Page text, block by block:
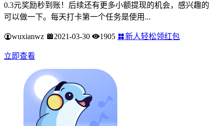
0.3元奖励秒到账！后续还有更多小额提现的机会，感兴趣的
可以做一下。每天打卡第一个任务是使用...
wuxianwz 2021-03-30 1905 新人轻松领红包
立即查看